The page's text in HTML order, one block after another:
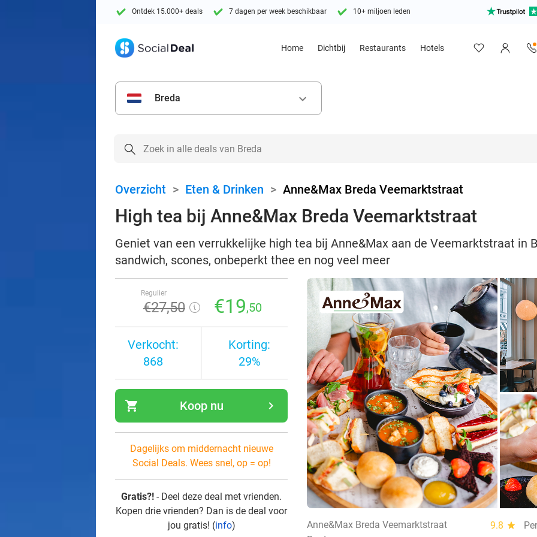
Ontdek 15.000+ deals 7 dagen per week beschikbaar 10+ miljoen leden
Home Dichtbij Restaurants Hotels
Breda keyboard_arrow_down
Overzicht > Eten & Drinken > Anne&Max Breda Veemarktstraat
High tea bij Anne&Max Breda Veemarktstraat
Geniet van een verrukkelijke high tea bij Anne&Max aan de Veemarktstraat in
sandwich, scones, onbeperkt thee en nog veel meer
Regulier
€27,50 €19,50
Verkocht:
868
Korting:
29%
shopping_cart navigate_next
Koop nu
Dagelijks om middernacht nieuwe
Social Deals. Wees snel, op = op!
Gratis?! - Deel deze deal met vrienden.
Kopen drie vrienden? Dan is de deal voor
jou gratis! (info) Anne&Max Breda Veemarktstraat 9.8 star